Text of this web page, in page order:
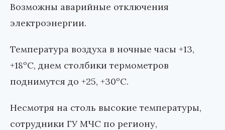
Возможны аварийные отключения
электроэнергии.
Температура воздуха в ночные часы +13,
+18ºС, днем столбики термометров
поднимутся до +25, +30ºС.
Несмотря на столь высокие температуры,
сотрудники ГУ МЧС по региону,